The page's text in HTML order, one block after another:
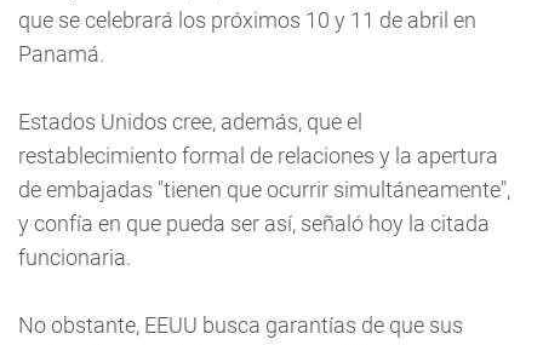
que se celebrará los próximos 10 y 11 de abril en
Panamá.
Estados Unidos cree, además, que el
restablecimiento formal de relaciones y la apertura
de embajadas "tienen que ocurrir simultáneamente",
y confía en que pueda ser así, señaló hoy la citada
funcionaria.
No obstante, EEUU busca garantías de que sus